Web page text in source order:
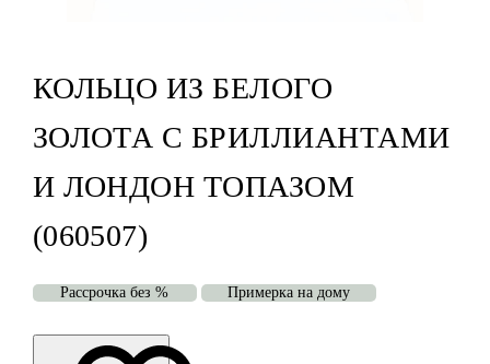
КОЛЬЦО ИЗ БЕЛОГО
ЗОЛОТА С БРИЛЛИАНТАМИ
И ЛОНДОН ТОПАЗОМ
(060507)
Рассрочка без % Примерка на дому